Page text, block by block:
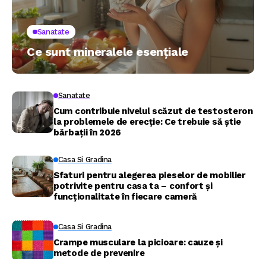
Sanatate
Ce sunt mineralele esențiale
Sanatate
Cum contribuie nivelul scăzut de testosteron
la problemele de erecție: Ce trebuie să știe
bărbații în 2026
Casa Si Gradina
Sfaturi pentru alegerea pieselor de mobilier
potrivite pentru casa ta – confort și
funcționalitate în fiecare cameră
Casa Si Gradina
Crampe musculare la picioare: cauze și
metode de prevenire